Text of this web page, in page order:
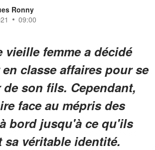
Ronny
09:00
vieille femme a décidé
classe affaires pour se
son fils. Cependant,
face au mépris des
bord jusqu'à ce qu'ils
sa véritable identité.